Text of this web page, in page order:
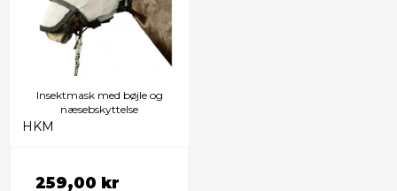
Insektmask med bøjle og
næsebskyttelse
HKM
259,00 kr